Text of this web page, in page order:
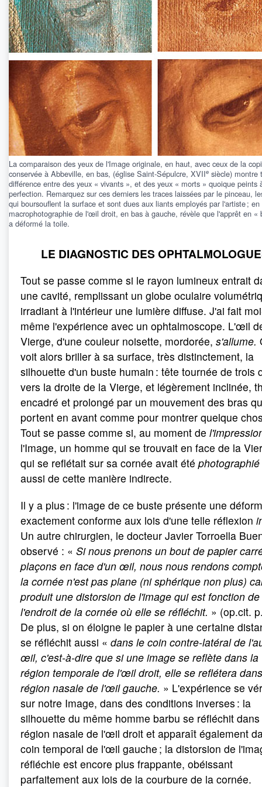
La comparaison des yeux de l'Image originale, en haut, avec ceux de la
conservée à Abbeville, en bas, (église Saint-Sépulcre, XVIIe siècle) montre
différence entre des yeux « vivants », et des yeux « morts » quoique peints
perfection. Remarquez sur ces derniers les traces laissées par le pinceau,
qui boursouflent la surface et sont dues aux liants employés par l'artiste ;
macrophotographie de l'œil droit, en bas à gauche, révèle que l'apprêt en «
a déformé la toile.
LE DIAGNOSTIC DES
Tout se passe comme si le rayon lumineux entrait
une cavité, remplissant un globe oculaire
irradiant à l'intérieur une lumière diffuse. J'ai fait
même l'expérience avec un ophtalmoscope. L'œil
Vierge, d'une couleur noisette, mordorée, s'allume.
voit alors briller à sa surface, très distinctement, la
silhouette d'un buste humain : tête tournée de trois
vers la droite de la Vierge, et légèrement inclinée,
encadré et prolongé par un mouvement des bras
portent en avant comme pour montrer quelque
Tout se passe comme si, au moment de
l'Image, un homme qui se trouvait en face de la
qui se reflétait sur sa cornée avait été photographié
aussi de cette manière indirecte.
Il y a plus : l'image de ce buste présente une
exactement conforme aux lois d'une telle réflexion
Un autre chirurgien, le docteur Javier Torroella
observé : « Si nous prenons un bout de papier
plaçons en face d'un œil, nous nous rendons
la cornée n'est pas plane (ni sphérique non plus)
produit une distorsion de l'image qui est fonction de
l'endroit de la cornée où elle se réfléchit. » (op.cit.
De plus, si on éloigne le papier à une certaine
se réfléchit aussi « dans le coin contre-latéral de
œil, c'est-à-dire que si une image se reflète dans la
région temporale de l'œil droit, elle se reflétera
région nasale de l'œil gauche. » L'expérience se
sur notre Image, dans des conditions inverses : la
silhouette du même homme barbu se réfléchit
région nasale de l'œil droit et apparaît également
coin temporal de l'œil gauche ; la distorsion de
réfléchie est encore plus frappante, obéissant
parfaitement aux lois de la courbure de la cornée.